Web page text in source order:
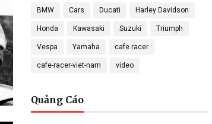
BMW Cars Ducati Harley Davidson
Honda Kawasaki Suzuki Triumph
Vespa Yamaha cafe racer
cafe-racer-viet-nam video
Quảng Cáo